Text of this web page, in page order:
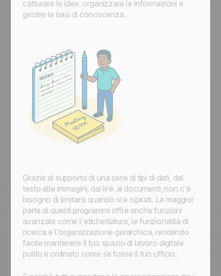
catturare le idee, organizzare le informazioni e
gestire le basi di conoscenza.
Grazie al supporto di una serie di tipi di dati, dal
testo alle immagini, dai link ai documenti, non c'è
bisogno di limitarsi quando si è ispirati. La maggior
parte di questi programmi offre anche funzioni
avanzate come l'etichettatura, le funzionalità di
ricerca e l'organizzazione gerarchica, rendendo
facile mantenere il tuo spazio di lavoro digitale
pulito e ordinato come se fosse il tuo ufficio.